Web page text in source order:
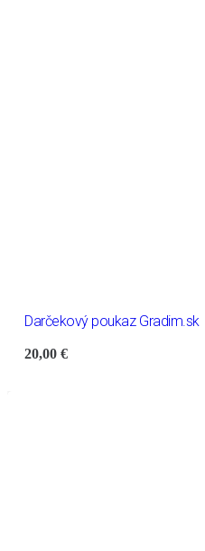
Darčekový poukaz Gradim.sk
20,00€